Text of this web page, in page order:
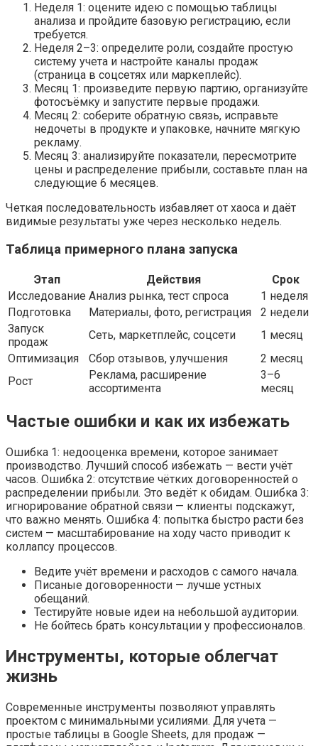
Неделя 1: оцените идею с помощью таблицы
анализа и пройдите базовую регистрацию, если
требуется.
Неделя 2–3: определите роли, создайте простую
систему учета и настройте каналы продаж
(страница в соцсетях или маркеплейс).
Месяц 1: произведите первую партию, организуйте
фотосъёмку и запустите первые продажи.
Месяц 2: соберите обратную связь, исправьте
недочеты в продукте и упаковке, начните мягкую
рекламу.
Месяц 3: анализируйте показатели, пересмотрите
цены и распределение прибыли, составьте план на
следующие 6 месяцев.
Четкая последовательность избавляет от хаоса и даёт
видимые результаты уже через несколько недель.
Таблица примерного плана запуска
Этап Действия
Срок
Исследование Анализ рынка, тест спроса
1 неделя
Подготовка
Материалы, фото, регистрация
2 недели
Запуск
продаж
Сеть, маркетплейс, соцсети
1 месяц
Оптимизация
Сбор отзывов, улучшения
2 месяц
Рост
Реклама, расширение
ассортимента
3–6
месяц
Частые ошибки и как их избежать
Ошибка 1: недооценка времени, которое занимает
производство. Лучший способ избежать — вести учёт
часов. Ошибка 2: отсутствие чётких договоренностей о
распределении прибыли. Это ведёт к обидам. Ошибка 3:
игнорирование обратной связи — клиенты подскажут,
что важно менять. Ошибка 4: попытка быстро расти без
систем — масштабирование на ходу часто приводит к
коллапсу процессов.
Ведите учёт времени и расходов с самого начала.
Писаные договоренности — лучше устных
обещаний.
Тестируйте новые идеи на небольшой аудитории.
Не бойтесь брать консультации у профессионалов.
Инструменты, которые облегчат
жизнь
Современные инструменты позволяют управлять
проектом с минимальными усилиями. Для учета —
простые таблицы в Google Sheets, для продаж —